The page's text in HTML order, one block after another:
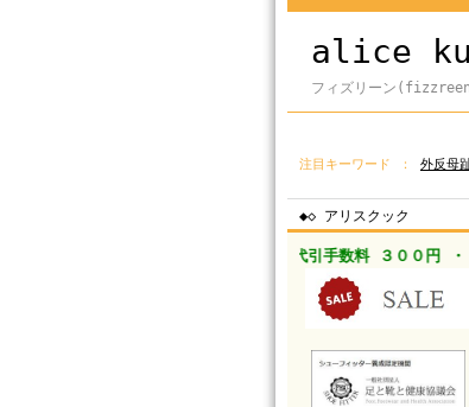
alice
フィズリーン
注目キーワード 外反母
◆◇ アリスクック
代引手数料 ３００円 ・・